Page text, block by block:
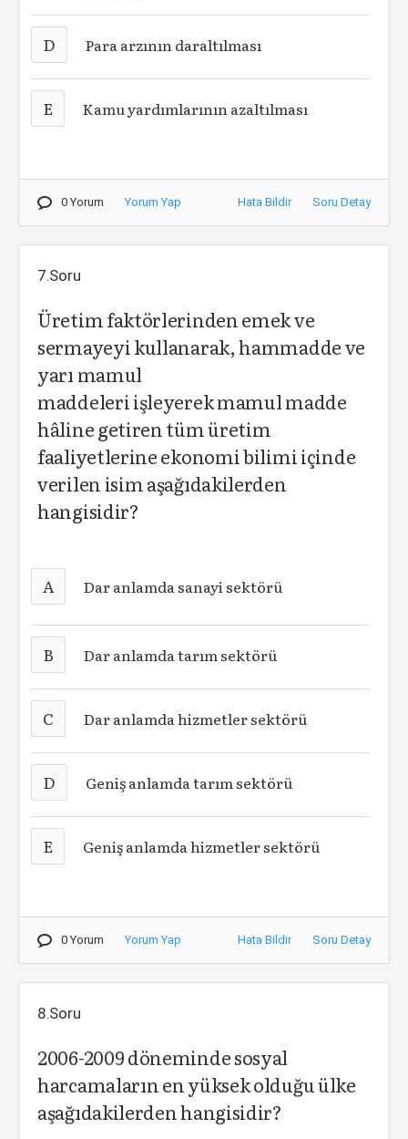
D Para arzının daraltılması
E Kamu yardımlarının azaltılması
0 Yorum Yorum Yap Hata Bildir Soru Detay
7.Soru
Üretim faktörlerinden emek ve
sermayeyi kullanarak, hammadde ve
yarı mamul
maddeleri işleyerek mamul madde
hâline getiren tüm üretim
faaliyetlerine ekonomi bilimi içinde
verilen isim aşağıdakilerden
hangisidir?
A Dar anlamda sanayi sektörü
B Dar anlamda tarım sektörü
C Dar anlamda hizmetler sektörü
D Geniş anlamda tarım sektörü
E Geniş anlamda hizmetler sektörü
0 Yorum Yorum Yap Hata Bildir Soru Detay
8.Soru
2006-2009 döneminde sosyal
harcamaların en yüksek olduğu ülke
aşağıdakilerden hangisidir?